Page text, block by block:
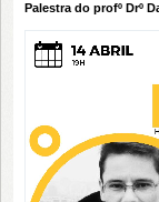
Palestra do profº Drº